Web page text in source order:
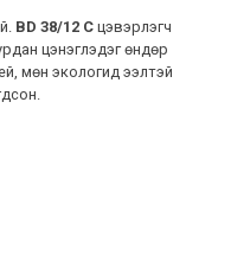
BD 38/12 Cцэвэрлэгч
цэнэглэдэг өндөр
мөн экологид ээлтэй